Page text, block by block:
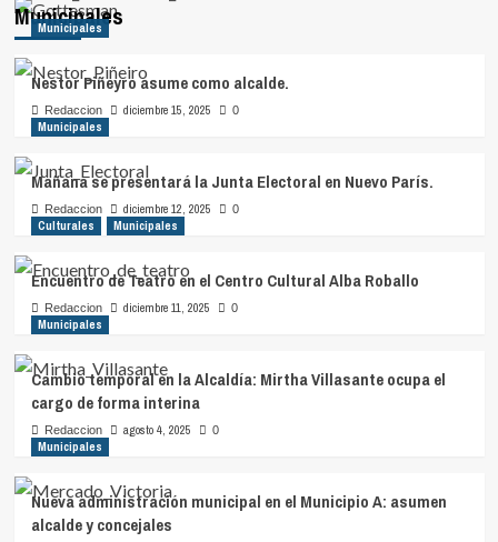
Municipales
Municipales
Nestor Piñeyro asume como alcalde.
Redaccion diciembre 15, 2025 0
Municipales
Mañana se presentará la Junta Electoral en Nuevo París.
Redaccion diciembre 12, 2025 0
Culturales Municipales
Encuentro de Teatro en el Centro Cultural Alba Roballo
Redaccion diciembre 11, 2025 0
Municipales
Cambio temporal en la Alcaldía: Mirtha Villasante ocupa el
cargo de forma interina
Redaccion agosto 4, 2025 0
Municipales
Nueva administración municipal en el Municipio A: asumen
alcalde y concejales